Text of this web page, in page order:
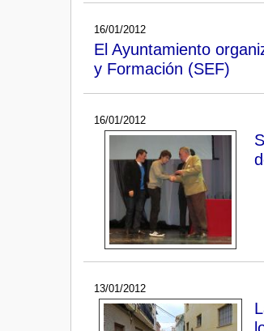
16/01/2012
El Ayuntamiento
y Formación (SEF)
16/01/2012
13/01/2012